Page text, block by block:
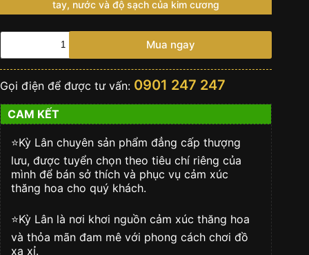
tay, nước và độ sạch của kim cương
Đồng
Rolex
Dweller
336238-
0004
vàng
kim
mặt
xanh
lam
số
lượng
Mua ngay
Gọi điện để được tư vấn: 0901 247 247
CAM KẾT
⭐️Kỳ Lân chuyên sản phẩm đẳng cấp thượng
lưu, được tuyển chọn theo tiêu chí riêng của
mình để bán sở thích và phục vụ cảm xúc
thăng hoa cho quý khách.
⭐️Kỳ Lân là nơi khơi nguồn cảm xúc thăng hoa
và thỏa mãn đam mê với phong cách chơi đồ
xa xỉ.